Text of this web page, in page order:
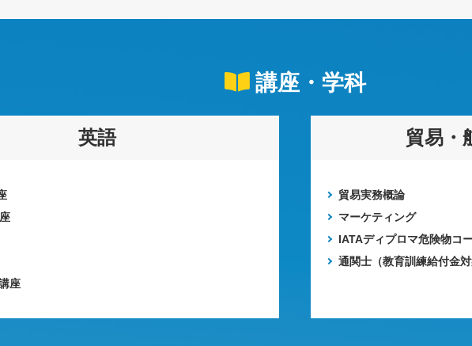
講座・学科
英語
座
貿易・
貿易実務概論
マーケティング
IATAディプロマ危険物コ
通関士（教育訓練給付金対